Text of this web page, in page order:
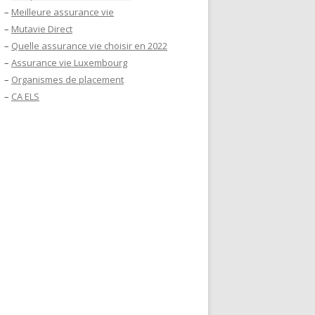
– Meilleure assurance vie
– Mutavie Direct
– Quelle assurance vie choisir en 2022
– Assurance vie Luxembourg
– Organismes de placement
– CA ELS